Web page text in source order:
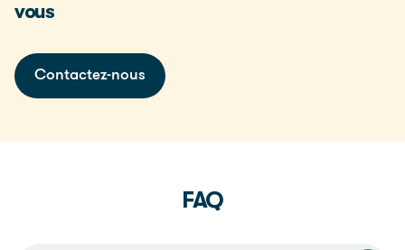
vous
Contactez-nous
FAQ